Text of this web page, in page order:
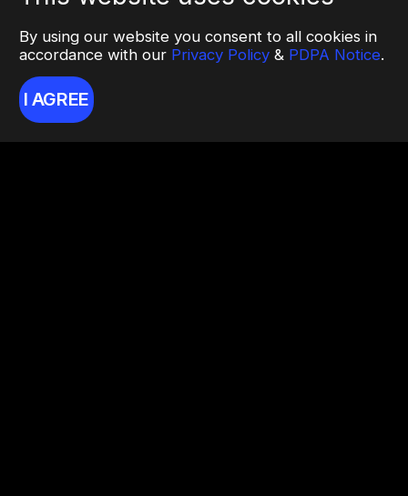
By using our website you consent to all cookies in
accordance with our Privacy Policy & PDPA Notice.
I AGREE